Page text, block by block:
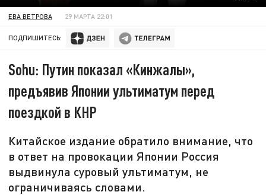
ЕВА ВЕТРОВА 29 МАРТА 22:01
ПОДПИШИТЕСЬ:
Sohu: Путин показал «Кинжалы»,
предъявив Японии ультиматум перед
поездкой в КНР
Китайское издание обратило внимание, что
в ответ на провокации Японии Россия
выдвинула суровый ультиматум, не
ограничиваясь словами.